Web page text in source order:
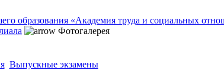
Фотогалерея
Выпускные экзамены